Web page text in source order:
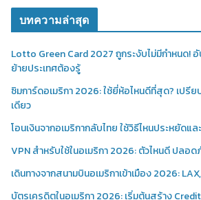
บทความล่าสุด
Lotto Green Card 2027 ถูกระงับไม่มีกำหนด!
ย้ายประเทศต้องรู้
ซิมการ์ดอเมริกา 2026: ใช้ยี่ห้อไหนดีที่สุด? เปรี
เดียว
โอนเงินจากอเมริกากลับไทย ใช้วิธีไหนประหยัดแ
VPN สำหรับใช้ในอเมริกา 2026: ตัวไหนดี ปลอ
เดินทางจากสนามบินอเมริกาเข้าเมือง 2026:
บัตรเครดิตในอเมริกา 2026: เริ่มต้นสร้าง